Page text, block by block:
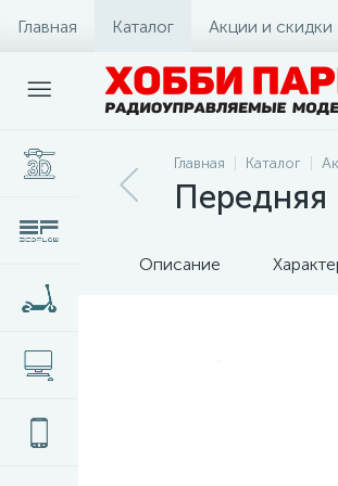
Главная Каталог Акции и скидки
Главная Каталог
Передняя
Описание